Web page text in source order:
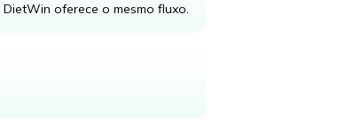
oferece o mesmo fluxo.